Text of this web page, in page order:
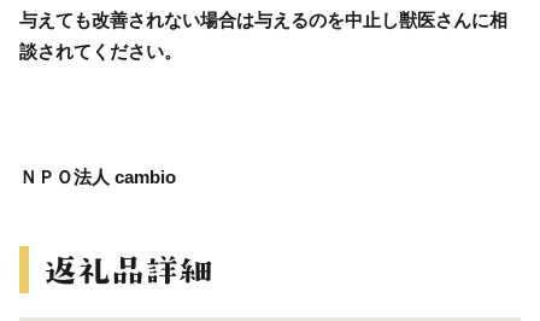
与えても改善されない場合は与えるのを中止し獣医さんに相
談されてください。
ＮＰＯ法人 cambio